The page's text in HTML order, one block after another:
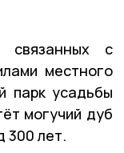
связанных с
местного
парк усадьбы
могучий дуб
300 лет.